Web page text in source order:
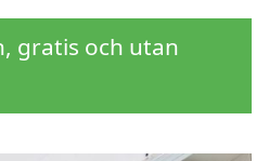
gratis och utan